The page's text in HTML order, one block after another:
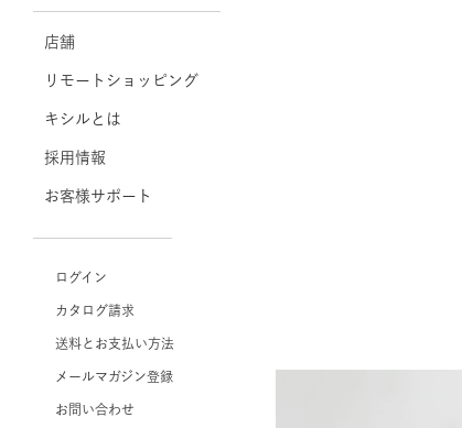
店舗
リモートショッピング
キシルとは
採用情報
お客様サポート
ログイン
カタログ請求
送料とお支払い方法
メールマガジン登録
お問い合わせ